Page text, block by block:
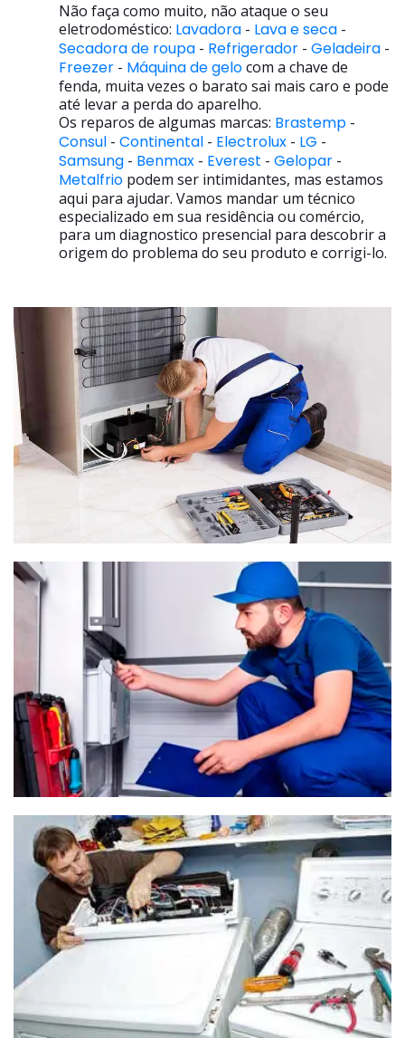
Não faça como muito, não ataque o seu
eletrodoméstico: Lavadora - Lava e seca -
Secadora de roupa - Refrigerador - Geladeira -
Freezer - Máquina de gelocom a chave de
fenda, muita vezes o barato sai mais caro e pode
até levar a perda do aparelho.
Os reparos de algumas marcas: Brastemp -
Consul - Continental - Electrolux - LG -
Samsung - Benmax - Everest - Gelopar -
Metalfrio podem ser intimidantes, mas estamos
aqui para ajudar. Vamos mandar um técnico
especializado em sua residência ou comércio,
para um diagnostico presencial para descobrir a
origem do problema do seu produto e corrigi-lo.